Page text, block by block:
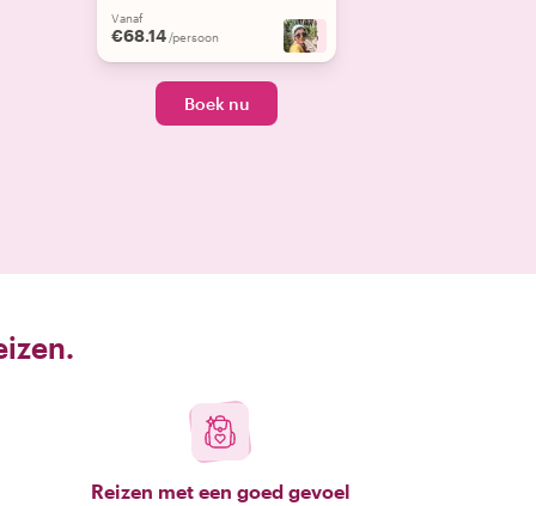
Vanaf
€68.14 /persoon +5
Boek nu
Reizen met een goed gevoel